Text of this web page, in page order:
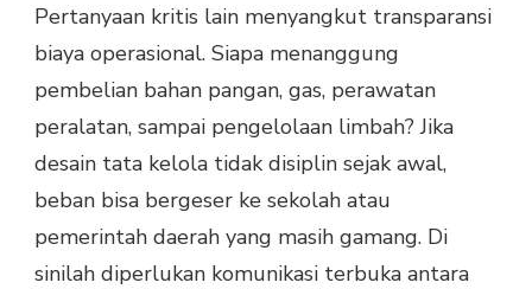
Pertanyaan kritis lain menyangkut transparansi
biaya operasional. Siapa menanggung
pembelian bahan pangan, gas, perawatan
peralatan, sampai pengelolaan limbah? Jika
desain tata kelola tidak disiplin sejak awal,
beban bisa bergeser ke sekolah atau
pemerintah daerah yang masih gamang. Di
sinilah diperlukan komunikasi terbuka antara